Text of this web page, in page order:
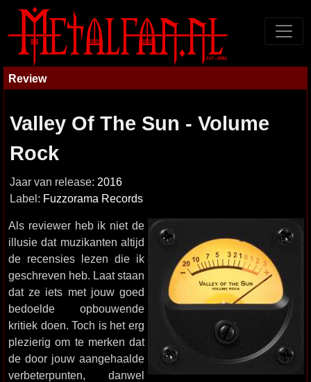
Review
Valley Of The Sun - Volume
Rock
Jaar van release: 2016
Label: Fuzzorama Records
Als reviewer heb ik niet de
illusie dat muzikanten altijd
de recensies lezen die ik
geschreven heb. Laat staan
dat ze iets met jouw goed
bedoelde opbouwende
kritiek doen. Toch is het erg
plezierig om te merken dat
de door jouw aangehaalde
verbeterpunten, danwel